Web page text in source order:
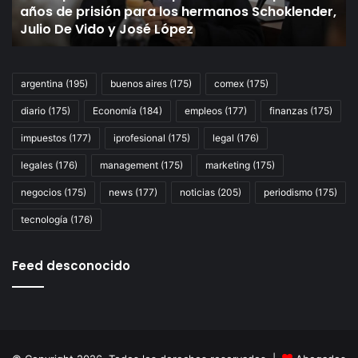
años
de
los
Schoklender,
Vido
José
López
años de prisión para los hermanos Schoklender,
Julio De Vido y José López
argentina (195) buenos aires (175) comex (175)
diario (175) Economía (184) empleos (177) finanzas (175)
impuestos (177) iprofesional (175) legal (176)
legales (176) management (175) marketing (175)
negocios (175) news (177) noticias (205) periodismo (175)
tecnología (176)
Feed desconocido